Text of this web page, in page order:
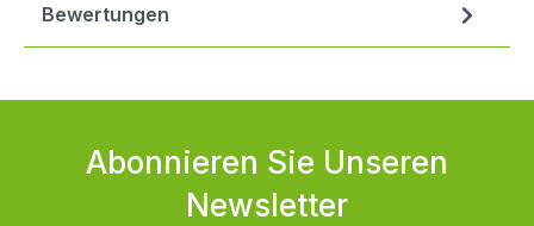
Bewertungen
Abonnieren Sie Unseren
Newsletter